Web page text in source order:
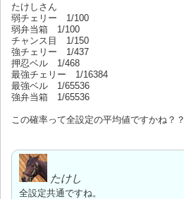
たけしさん
弱チェリー 1/100
弱弁当箱 1/100
チャンス目 1/150
強チェリー 1/437
押忍ベル 1/468
最強チェリー 1/16384
最強ベル 1/65536
強弁当箱 1/65536
この確率って全設定の平均値ですかね？？
たけし
全設定共通ですね。